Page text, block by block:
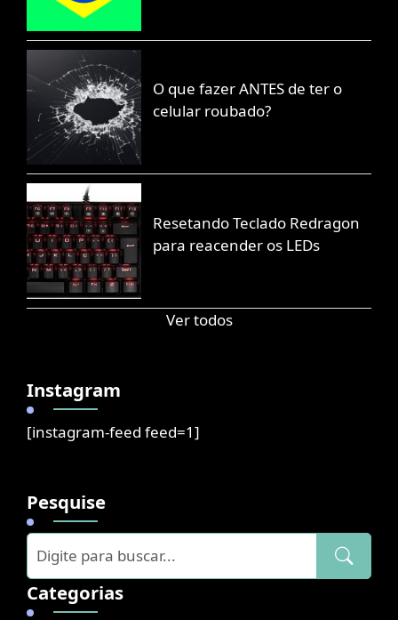
O que fazer ANTES de ter o
celular roubado?
Resetando Teclado Redragon
para reacender os LEDs
Ver todos
Instagram
[instagram-feed feed=1]
Pesquise
Categorias